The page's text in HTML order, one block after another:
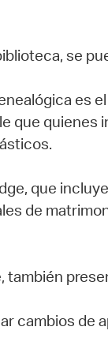
se
es
que
que
de
cambios